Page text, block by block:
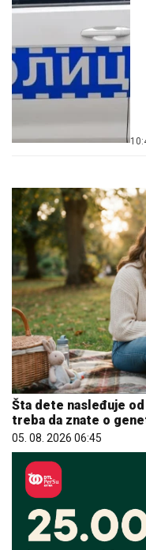
Šta dete nasleđuje
treba da znate o
05. 08. 2026 06:45